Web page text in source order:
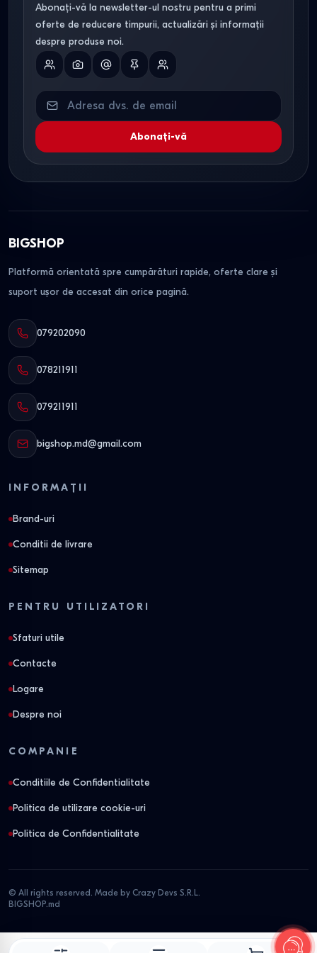
Cea mai populară dimensiune este 160x200 cm. Acesta
este standardul optim pentru somnul confortabil a două
persoane.
Cum pot achiziționa mobilier în
credit?
Adăugați produsul în coș, selectați metoda de plată „În
credit” și completați cererea. Managerul nostru vă va
Aveți mobilier în stoc?
Majoritatea modelelor populare de seturi se află în
de 2–4 zile.
Abonați-vă la newsletter-ul nostru pentru a primi
oferte de reducere timpurii, actualizări și informații
despre produse noi.
Abonați-vă
BIGSHOP
Platformă orientată spre cumpărături rapide, oferte clare și
suport ușor de accesat din orice pagină.
079202090
078211911
079211911
bigshop.md@gmail.com
INFORMAȚII
Brand-uri
Conditii de livrare
Sitemap
PENTRU UTILIZATORI
Sfaturi utile
Contacte
Logare
Despre noi
COMPANIE
Conditiile de Confidentialitate
Politica de utilizare cookie-uri
Politica de Confidentialitate
© All rights reserved. Made by Crazy Devs S.R.L.
BIGSHOP.md